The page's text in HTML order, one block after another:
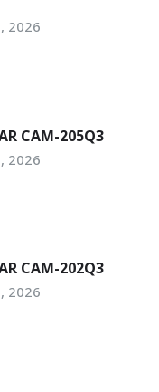
2026
CAM-205Q3
2026
CAM-202Q3
2026